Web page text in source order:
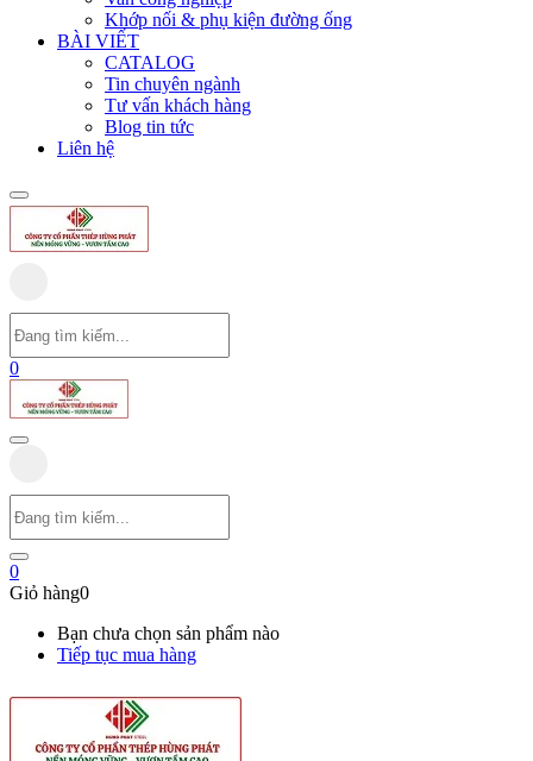
Khớp nối & phụ kiện đường ống
BÀI VIẾT
CATALOG
Tin chuyên ngành
Tư vấn khách hàng
Blog tin tức
Liên hệ
0
0
Giỏ hàng0
Bạn chưa chọn sản phẩm nào
Tiếp tục mua hàng